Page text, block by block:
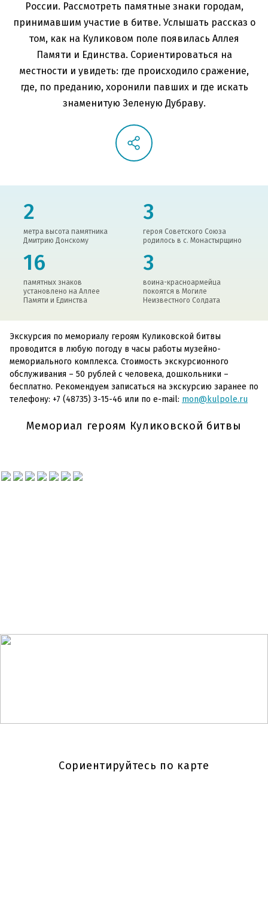
России. Рассмотреть памятные знаки городам,
принимавшим участие в битве. Услышать рассказ о
том, как на Куликовом поле появилась Аллея
Памяти и Единства. Сориентироваться на
местности и увидеть: где происходило сражение,
где, по преданию, хоронили павших и где искать
знаменитую Зеленую Дубраву.
2
метра высота памятника
Дмитрию Донскому
3
героя Советского Союза
родилось в с. Монастырщино
16
памятных знаков
установлено на Аллее
Памяти и Единства
3
воина-красноармейца
покоятся в Могиле
Неизвестного Солдата
Экскурсия по мемориалу героям Куликовской битвы
проводится в любую погоду в часы работы музейно-
мемориального комплекса. Стоимость экскурсионного
обслуживания – 50 рублей с человека, дошкольники –
бесплатно. Рекомендуем записаться на экскурсию заранее по
телефону: +7 (48735) 3-15-46 или по e-mail: mon@kulpole.ru
Мемориал героям Куликовской битвы
Сориентируйтесь по карте